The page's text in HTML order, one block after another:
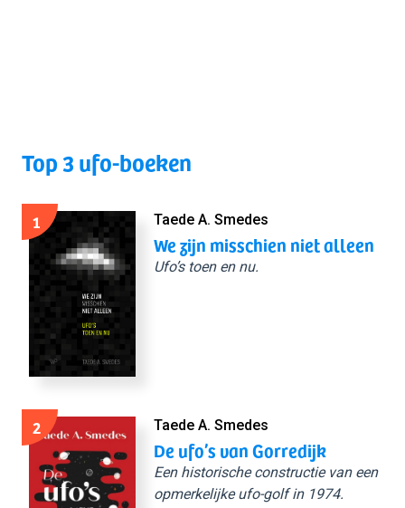
Top 3 ufo-boeken
1 Taede A. Smedes
We zijn misschien niet alleen
Ufo’s toen en nu.
2 Taede A. Smedes
De ufo’s van Gorredijk
Een historische constructie van een
opmerkelijke ufo-golf in 1974.